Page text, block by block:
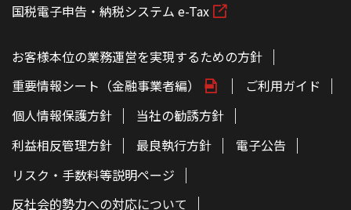
国税電子申告・納税システム e-Tax
お客様本位の業務運営を実現するための方針
重要情報シート（金融事業者編）
ご利用ガイド
個人情報保護方針
当社の勧誘方針
利益相反管理方針
最良執行方針
電子公告
リスク・手数料等説明ページ
反社会的勢力への対応について